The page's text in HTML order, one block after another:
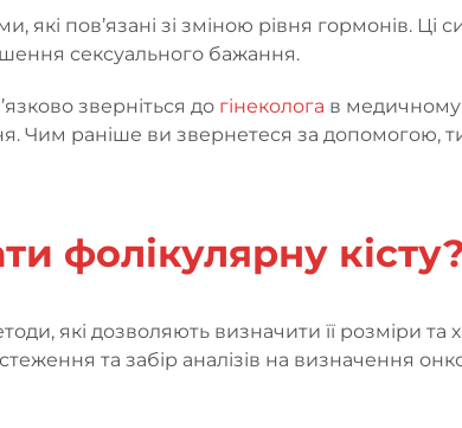
які пов’язані зі зміною рівня гормонів.
сексуального бажання.
зверніться до гінеколога в медичному
Чим раніше ви звернетеся за допомогою,
фолікулярну
які дозволяють визначити її розміри
та забір аналізів на визначення